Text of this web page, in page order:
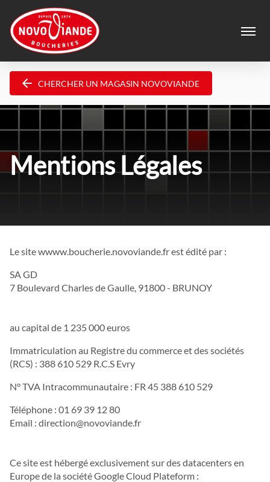
Menu
CHERCHER UN MAGASIN NOVOVIANDE
Mentions Légales
Le site wwww.boucherie.novoviande.fr est édité par :
SA GD
7 Boulevard Charles de Gaulle, 91800 - BRUNOY
au capital de 1 235 000 euros
Immatriculation au Registre du commerce et des sociétés
(RCS) : 388 610 529 R.C.S Evry
N° TVA Intracommunautaire : FR 45 388 610 529
Téléphone : 01 69 39 12 80
Email : direction@novoviande.fr
Ce site est hébergé exclusivement sur des datacenters en
Europe de la société Google Cloud Plateform :